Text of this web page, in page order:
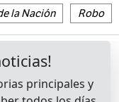
la Nación
Robo